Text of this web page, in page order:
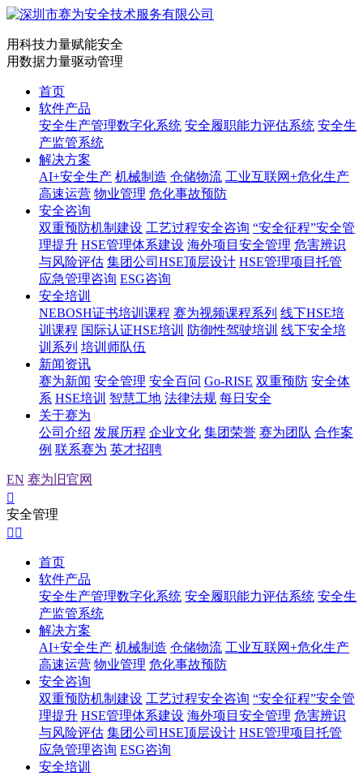
用科技力量赋能安全
用数据力量驱动管理
首页
软件产品
安全生产管理数字化系统 安全履职能力评估系统 安全生
产监管系统
解决方案
AI+安全生产 机械制造 仓储物流 工业互联网+危化生产
高速运营 物业管理 危化事故预防
安全咨询
双重预防机制建设 工艺过程安全咨询 “安全征程”安全管
理提升 HSE管理体系建设 海外项目安全管理 危害辨识
与风险评估 集团公司HSE顶层设计 HSE管理项目托管
应急管理咨询 ESG咨询
安全培训
NEBOSH证书培训课程 赛为视频课程系列 线下HSE培
训课程 国际认证HSE培训 防御性驾驶培训 线下安全培
训系列 培训师队伍
新闻资讯
赛为新闻 安全管理 安全百问 Go-RISE 双重预防 安全体
系 HSE培训 智慧工地 法律法规 每日安全
关于赛为
公司介绍 发展历程 企业文化 集团荣誉 赛为团队 合作案
例 联系赛为 英才招聘
EN 赛为旧官网

安全管理
 
首页
软件产品
安全生产管理数字化系统 安全履职能力评估系统 安全生
产监管系统
解决方案
AI+安全生产 机械制造 仓储物流 工业互联网+危化生产
高速运营 物业管理 危化事故预防
安全咨询
双重预防机制建设 工艺过程安全咨询 “安全征程”安全管
理提升 HSE管理体系建设 海外项目安全管理 危害辨识
与风险评估 集团公司HSE顶层设计 HSE管理项目托管
应急管理咨询 ESG咨询
安全培训